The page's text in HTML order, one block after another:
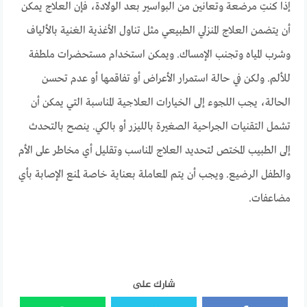
إذا كنتِ مرضعة وتعانين من البواسير بعد الولادة، فإن العلاج يمكن
أن يتضمن العلاج المنزلي الطبيعي مثل تناول الأغذية الغنية بالألياف
وشرب المياه وتجنب الإمساك. ويمكن استخدام مستحضرات ملطفة
للألم. ولكن في حالة استمرار الأعراض أو تفاقمها أو عدم تحسن
الحالة، يجب اللجوء إلى الخيارات العلاجية المناسبة التي يمكن أن
تشمل التقنيات الجراحية الصغيرة بالليزر أو بالكي. ينصح بالتحدث
إلى الطبيب المختص لتحديد العلاج المناسب وتقليل أي مخاطر على الأم
والطفل الرضيع. ويجب أن يتم المعاملة بعناية خاصة لمنع الإصابة بأي
مضاعفات.
شارك على